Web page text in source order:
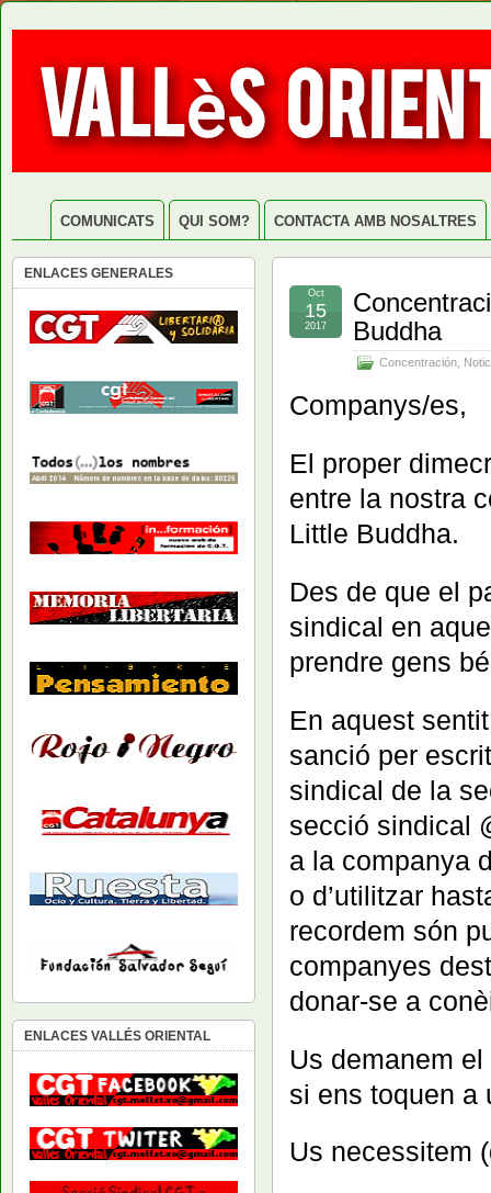
COMUNICATS QUI SOM? CONTACTA AMB NOSALTRES
Buddha
Concentración
Oct
15
2017
Companys/es,
El proper
entre la nostra
Little Buddha.
Des de que el
sindical en
prendre gens
En aquest
sanció per
sindical de la
secció sindical
a la companya
o d’utilitzar
recordem són
companyes
donar-se a
Us demanem
si ens toquen a
Us necessitem
ENLACES GENERALES
ENLACES VALLÉS ORIENTAL